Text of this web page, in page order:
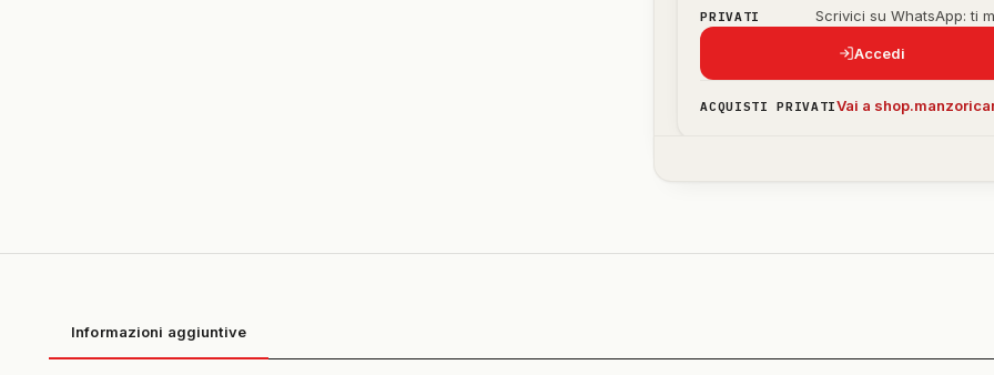
PRIVATI Scrivici su WhatsApp: ti
Accedi
ACQUISTI PRIVATIVai a
Informazioni aggiuntive